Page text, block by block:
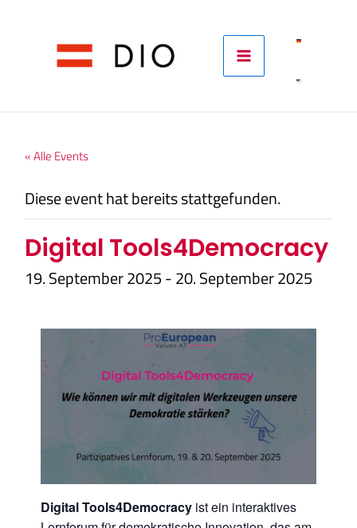
« Alle Events
Diese event hat bereits stattgefunden.
Digital Tools4Democracy
19. September 2025-20. September 2025
Digital Tools4Democracyist ein interaktives